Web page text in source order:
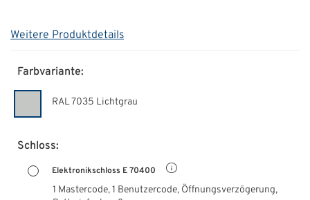
Geschichte
Weitere Produktdetails
Farbvariante:
RAL 7035 Lichtgrau
Schloss:
Elektronikschloss E 70400
1 Mastercode, 1 Benutzercode, Öffnungsverzögerung,